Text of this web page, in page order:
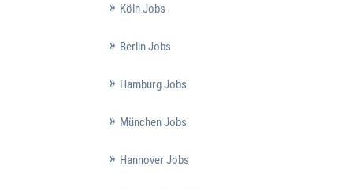
Köln Jobs
Berlin Jobs
Hamburg Jobs
München Jobs
Hannover Jobs